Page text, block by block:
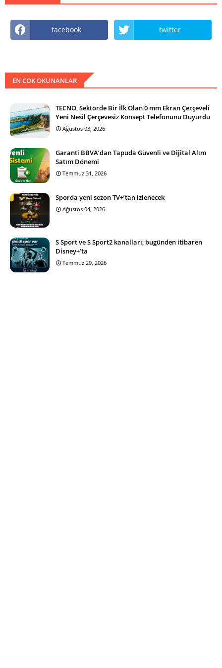
facebook twitter
EN COK OKUNANLAR
TECNO, Sektörde Bir İlk Olan 0 mm Ekran Çerçeveli
Yeni Nesil Çerçevesiz Konsept Telefonunu Duyurdu
Ağustos 03, 2026
Garanti BBVA’dan Tapuda Güvenli ve Dijital Alım
Satım Dönemi
Temmuz 31, 2026
Sporda yeni sezon TV+’tan izlenecek
Ağustos 04, 2026
S Sport ve S Sport2 kanalları, bugünden itibaren
Disney+’ta
Temmuz 29, 2026